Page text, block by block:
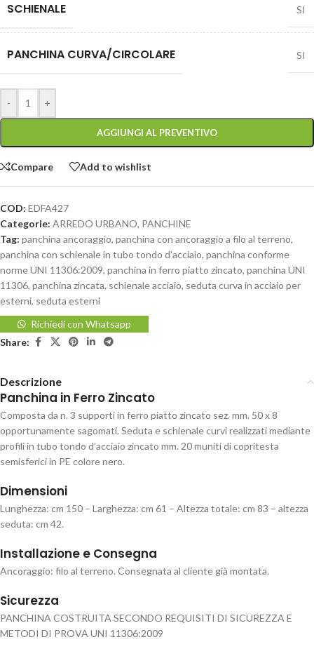
SCHIENALE SI
PANCHINA CURVA/CIRCOLARE SI
- +
AGGIUNGI AL PREVENTIVO
Compare Add to wishlist
COD: EDFA427
Categorie: ARREDO URBANO, PANCHINE
Tag: panchina ancoraggio, panchina con ancoraggio a filo al terreno,
panchina con schienale in tubo tondo d'acciaio, panchina conforme
norme UNI 11306:2009, panchina in ferro piatto zincato, panchina UNI
11306, panchina zincata, schienale acciaio, seduta curva in acciaio per
esterni, seduta esterni
Richiedi con Whatsapp
Share:
Descrizione
Panchina in Ferro Zincato
Composta da n. 3 supporti in ferro piatto zincato sez. mm. 50 x 8
opportunamente sagomati. Seduta e schienale curvi realizzati mediante
profili in tubo tondo d’acciaio zincato mm. 20 muniti di copritesta
semisferici in PE colore nero.
Dimensioni
Lunghezza: cm 150 – Larghezza: cm 61 – Altezza totale: cm 83 – altezza
seduta: cm 42.
Installazione e Consegna
Ancoraggio: filo al terreno. Consegnata al cliente già montata.
Sicurezza
PANCHINA COSTRUITA SECONDO REQUISITI DI SICUREZZA E
METODI DI PROVA UNI 11306:2009